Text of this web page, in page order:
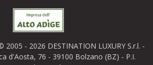
- 2026 DESTINATION LUXURY S.r.l. -
d'Aosta, 76 - 39100 Bolzano (BZ) - P.I.